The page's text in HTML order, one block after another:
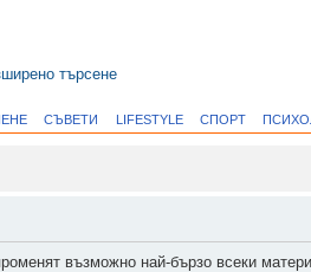
търсене
СЪВЕТИ LIFESTYLE СПОРТ
възможно най-бързо всеки